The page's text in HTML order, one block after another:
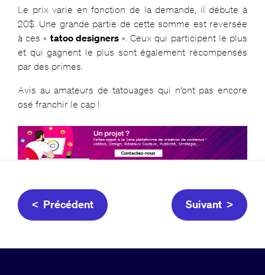
Le prix varie en fonction de la demande, il débute à
20$. Une grande partie de cette somme est reversée
à ces « tatoo designers». Ceux qui participent le plus
et qui gagnent le plus sont également récompensés
par des primes.
Avis au amateurs de tatouages qui n’ont pas encore
osé franchir le cap !
< Précédent Suivant >